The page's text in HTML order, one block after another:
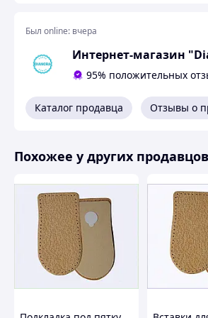
увеличения роста.
Был online: вчера
Интернет-магазин
95% положительных
Каталог продавца Отзывы о
Похожее у других продавцов